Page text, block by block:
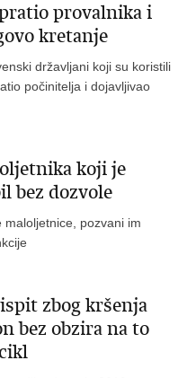
provalnika i
kretanje
državljani koji su koristili
počinitelja i dojavljivao
koji je
bez dozvole
pozvani im
zbog kršenja
bez obzira na to